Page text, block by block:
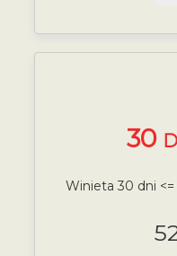
30
Winieta 30 dni